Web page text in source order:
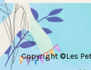
Copyright ©Les